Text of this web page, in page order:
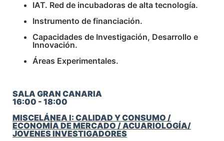
IAT. Red de incubadoras de alta tecnología.
Instrumento de financiación.
Capacidades de Investigación, Desarrollo e
Innovación.
Áreas Experimentales.
SALA GRAN CANARIA
16:00 - 18:00
MISCELÁNEA I: CALIDAD Y CONSUMO /
ECONOMÍA DE MERCADO / ACUARIOLOGÍA/
JOVENES INVESTIGADORES